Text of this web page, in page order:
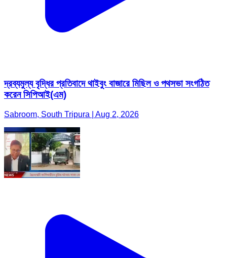
দ্রব্যমুল্য বৃদ্ধির প্রতিবাদে থাইবুং বাজারে মিছিল ও পথসভা সংগঠিত
করেন সিপিআই(এম)
Sabroom, South Tripura | Aug 2, 2026